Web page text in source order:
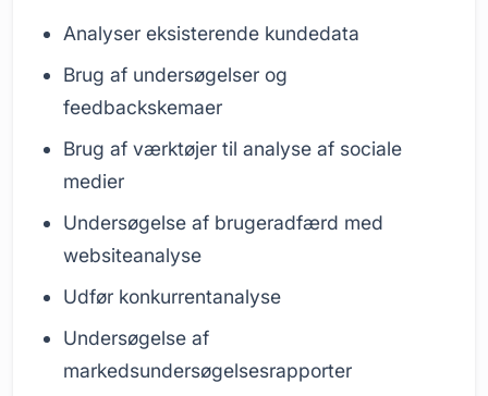
Analyser eksisterende kundedata
Brug af undersøgelser og
feedbackskemaer
Brug af værktøjer til analyse af sociale
medier
Undersøgelse af brugeradfærd med
websiteanalyse
Udfør konkurrentanalyse
Undersøgelse af
markedsundersøgelsesrapporter